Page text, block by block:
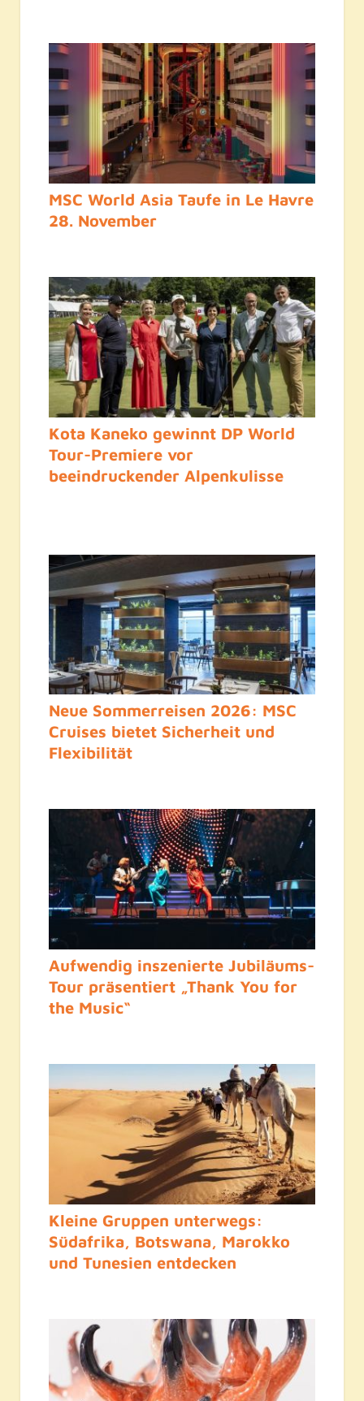
MSC World Asia Taufe in Le Havre
28. November
Kota Kaneko gewinnt DP World
Tour-Premiere vor
beeindruckender Alpenkulisse
Neue Sommerreisen 2026: MSC
Cruises bietet Sicherheit und
Flexibilität
Aufwendig inszenierte Jubiläums-
Tour präsentiert „Thank You for
the Music“
Kleine Gruppen unterwegs:
Südafrika, Botswana, Marokko
und Tunesien entdecken